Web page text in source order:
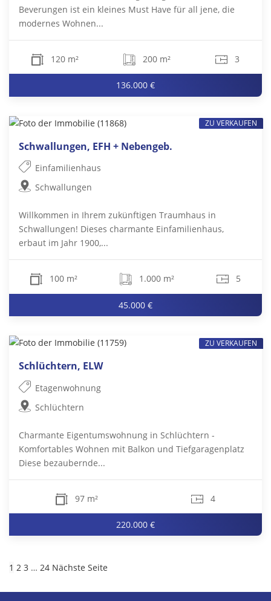
Beverungen ist ein kleines Must Have für all jene, die
modernes Wohnen...
120 m² 200 m² 3
136.000 €
Schwallungen, EFH + Nebengeb.
Einfamilienhaus
Schwallungen
Willkommen in Ihrem zukünftigen Traumhaus in
Schwallungen! Dieses charmante Einfamilienhaus,
erbaut im Jahr 1900,...
100 m² 1.000 m² 5
45.000 €
ZU VERKAUFEN
Schlüchtern, ELW
Etagenwohnung
Schlüchtern
Charmante Eigentumswohnung in Schlüchtern -
Komfortables Wohnen mit Balkon und Tiefgaragenplatz
Diese bezaubernde...
97 m² 4
220.000 €
ZU VERKAUFEN
1 2 3 … 24 Nächste Seite